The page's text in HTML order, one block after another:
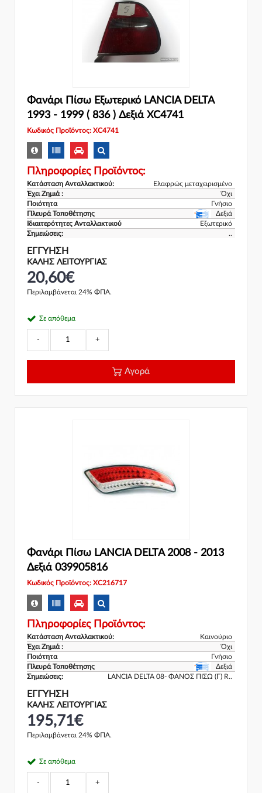
Φανάρι Πίσω Εξωτερικό LANCIA DELTA
1993 - 1999 ( 836 ) Δεξιά XC4741
Κωδικός Προϊόντος: XC4741
Πληροφορίες Προϊόντος:
Κατάσταση Ανταλλακτικού:
Ελαφρώς μεταχειρισμένο
Έχει Ζημιά :
Όχι
Ποιότητα
Γνήσιο
Πλευρά Τοποθέτησης
Δεξιά
Ιδιαιτερότητες Ανταλλακτικού
Εξωτερικό
Σημειώσεις:
..
ΕΓΓΎΗΣΗ
ΚΑΛΗΣ ΛΕΙΤΟΥΡΓΙΑΣ
20,60€
Περιλαμβάνεται 24% ΦΠΑ.
Σε απόθεμα
- +
Αγορά
Φανάρι Πίσω LANCIA DELTA 2008 - 2013
Δεξιά 039905816
Κωδικός Προϊόντος: XC216717
Πληροφορίες Προϊόντος:
Κατάσταση Ανταλλακτικού:
Καινούριο
Έχει Ζημιά :
Όχι
Ποιότητα
Γνήσιο
Πλευρά Τοποθέτησης
Δεξιά
Σημειώσεις:
LANCIA DELTA 08- ΦΑΝΟΣ ΠΙΣΩ (Γ) R..
ΕΓΓΎΗΣΗ
ΚΑΛΗΣ ΛΕΙΤΟΥΡΓΙΑΣ
195,71€
Περιλαμβάνεται 24% ΦΠΑ.
Σε απόθεμα
- +